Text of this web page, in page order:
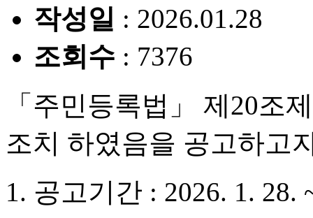
작성일 : 2026.01.28
조회수 : 7376
「주민등록법」 제20조
조치 하였음을 공고하고
1. 공고기간 : 2026. 1. 28.